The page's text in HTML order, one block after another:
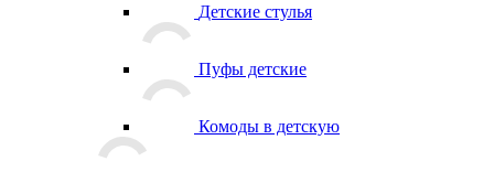
Детские стулья
Пуфы детские
Комоды в детскую